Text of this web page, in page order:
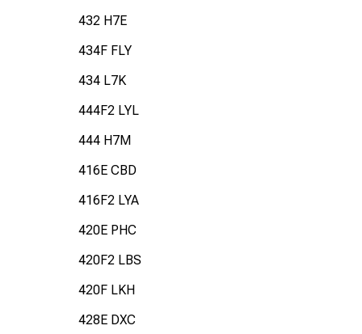
432 H7E
434F FLY
434 L7K
444F2 LYL
444 H7M
416E CBD
416F2 LYA
420E PHC
420F2 LBS
420F LKH
428E DXC